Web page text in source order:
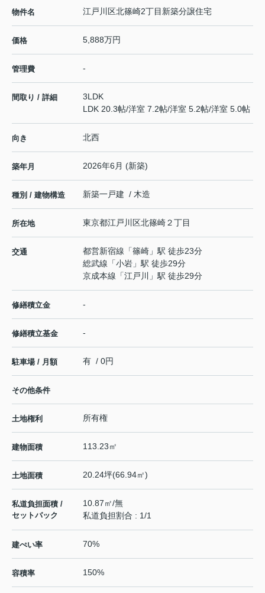
物件名 江戸川区北篠崎2丁目新築分譲住宅
価格 5,888万円
管理費 -
間取り / 詳細
3LDK
LDK 20.3帖/洋室 7.2帖/洋室 5.2帖/洋室 5.0帖
向き 北西
築年月 2026年6月 (新築)
種別 / 建物構造 新築一戸建 / 木造
所在地 東京都江戸川区北篠崎２丁目
交通 都営新宿線 「篠崎 」駅 徒歩23分
総武線 「小岩 」駅 徒歩29分
京成本線 「江戸川 」駅 徒歩29分
修繕積立金 -
修繕積立基金 -
駐車場 / 月額 有 / 0円
その他条件
土地権利 所有権
建物面積 113.23㎡
土地面積 20.24坪(66.94㎡)
私道負担面積 /
セットバック
10.87㎡/無
私道負担割合 : 1/1
建ぺい率 70%
容積率 150%